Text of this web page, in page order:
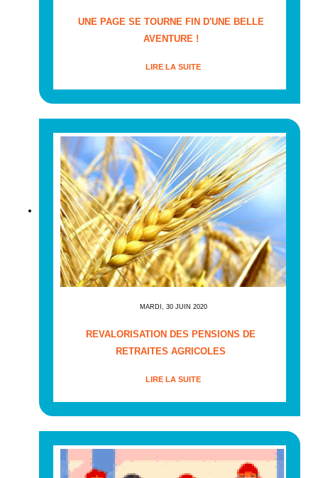
UNE PAGE SE TOURNE FIN D'UNE BELLE
AVENTURE !
LIRE LA SUITE
MARDI, 30 JUIN 2020
REVALORISATION DES PENSIONS DE
RETRAITES AGRICOLES
LIRE LA SUITE